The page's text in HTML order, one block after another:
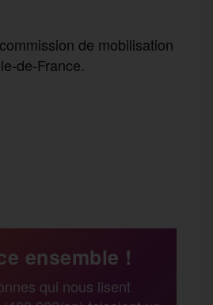
de mobilisation
de-France.
l
s
a
ensemble !
qui nous lisent